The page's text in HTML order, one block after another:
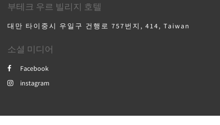
부테크 우르 빌리지 호텔
대만 타이중시 우일구 건행로 757번지, 414, Taiwan
소셜 미디어
Facebook
instagram